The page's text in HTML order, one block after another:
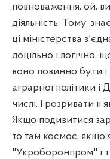
повноваження, ой,
діяльність. Тому,
ці міністерства
доцільно і логічно,
воно повинно бути і
аграрної політики
числі. І розривати її
Якщо подивитися
то там космос, якщо
"Укроборонпром" і